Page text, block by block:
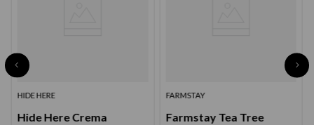
HIDE HERE
Hide Here Crema
FARMSTAY
Farmstay Tea Tree